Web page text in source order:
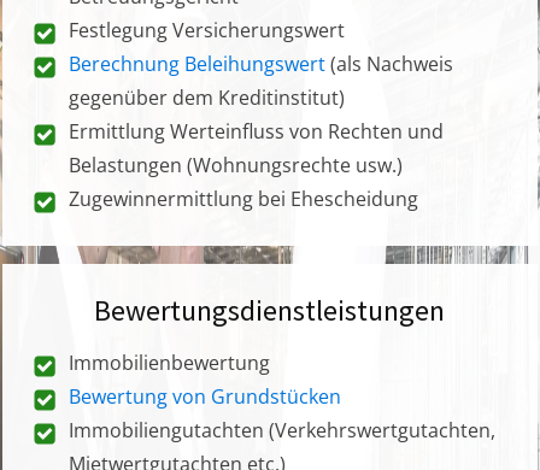
Festlegung Versicherungswert
Berechnung Beleihungswert(als Nachweis
gegenüber dem Kreditinstitut)
Ermittlung Werteinfluss von Rechten und
Belastungen (Wohnungsrechte usw.)
Zugewinnermittlung bei Ehescheidung
Bewertungsdienstleistungen
Immobilienbewertung
Bewertung von Grundstücken
Immobiliengutachten (Verkehrswertgutachten,
Mietwertgutachten etc.)